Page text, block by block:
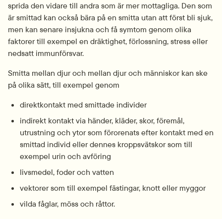
sprida den vidare till andra som är mer mottagliga. Den som
är smittad kan också bära på en smitta utan att först bli sjuk,
men kan senare insjukna och få symtom genom olika
faktorer till exempel en dräktighet, förlossning, stress eller
nedsatt immunförsvar.
Smitta mellan djur och mellan djur och människor kan ske
på olika sätt, till exempel genom
direktkontakt med smittade individer
indirekt kontakt via händer, kläder, skor, föremål,
utrustning och ytor som förorenats efter kontakt med en
smittad individ eller dennes kroppsvätskor som till
exempel urin och avföring
livsmedel, foder och vatten
vektorer som till exempel fästingar, knott eller myggor
vilda fåglar, möss och råttor.